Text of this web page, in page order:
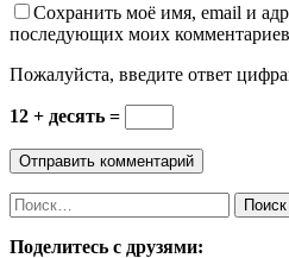
Сохранить моё имя, email и
последующих моих
Пожалуйста, введите ответ
12 + десять =
Найти:
Поделитесь с друзями: